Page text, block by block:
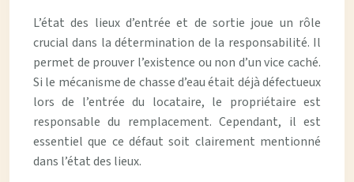
L’état des lieux d’entrée et de sortie joue un rôle
crucial dans la détermination de la responsabilité. Il
permet de prouver l’existence ou non d’un vice caché.
Si le mécanisme de chasse d’eau était déjà défectueux
lors de l’entrée du locataire, le propriétaire est
responsable du remplacement. Cependant, il est
essentiel que ce défaut soit clairement mentionné
dans l’état des lieux.